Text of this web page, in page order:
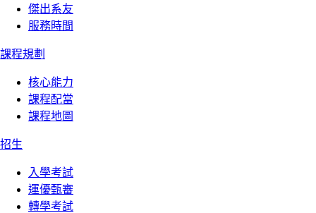
傑出系友
服務時間
課程規劃
核心能力
課程配當
課程地圖
招生
入學考試
運優甄審
轉學考試